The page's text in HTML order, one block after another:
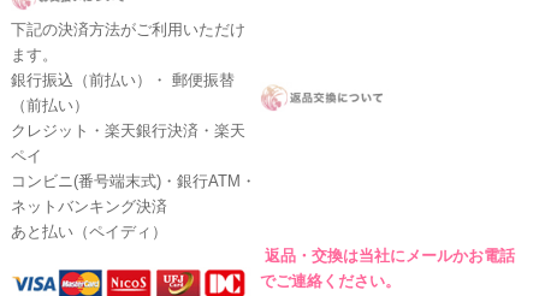
下記の決済方法がご利用いただけ
ます。
銀行振込（前払い）・ 郵便振替
（前払い）
クレジット・楽天銀行決済・楽天
ペイ
コンビニ(番号端末式)・銀行ATM・
ネットバンキング決済
あと払い（ペイディ）
返品・交換は当社にメールかお電話
でご連絡ください。